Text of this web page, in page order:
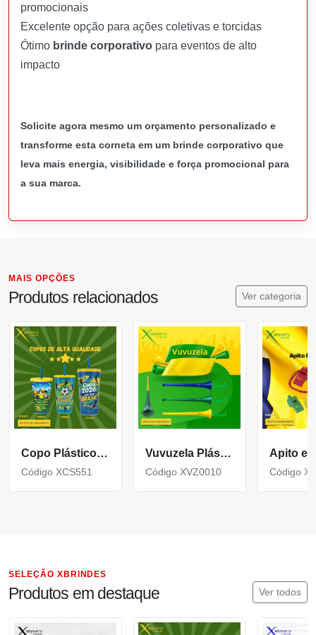
promocionais
Excelente opção para ações coletivas e torcidas
Ótimo brinde corporativo para eventos de alto
impacto
Solicite agora mesmo um orçamento personalizado e
transforme esta corneta em um brinde corporativo que
leva mais energia, visibilidade e força promocional para
a sua marca.
MAIS OPÇÕES
Produtos relacionados Ver categoria
Copo Plástico personalizado In Mold Label 360 XCS551
Código XCS551
Vuvuzela Plástica Personalizada para eventos XVZ0010
Código XVZ0010 Código
SELEÇÃO XBRINDES
Produtos em destaque Ver todos